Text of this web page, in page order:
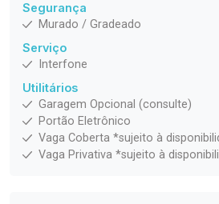
Segurança
Murado / Gradeado
Serviço
Interfone
Utilitários
Garagem Opcional (consulte)
Portão Eletrônico
Vaga Coberta *sujeito à
Vaga Privativa *sujeito à